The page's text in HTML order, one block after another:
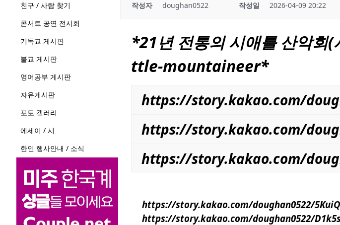
친구 / 사람 찾기
콘서트 공연 전시회
기독교 게시판
불교 게시판
영어공부 게시판
자유게시판
포토 갤러리
에세이 / 시
한인 행사안내 / 소식
작성자 doughan0522 작성일 2026-04-09 20:22
*21년 전통의시애틀산악회(
ttle-mountaineer*
https://story.kakao.com/
https://story.kakao.com/
https://story.kakao.com/
https://story.kakao.com/doughan0522/
https://story.kakao.com/doughan0522/